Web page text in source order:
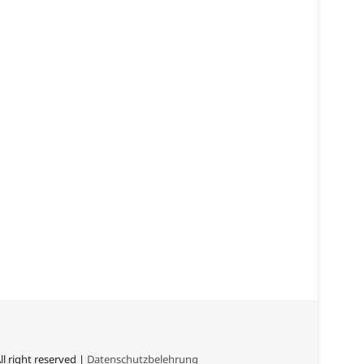
right reserved | Datenschutzbelehrung